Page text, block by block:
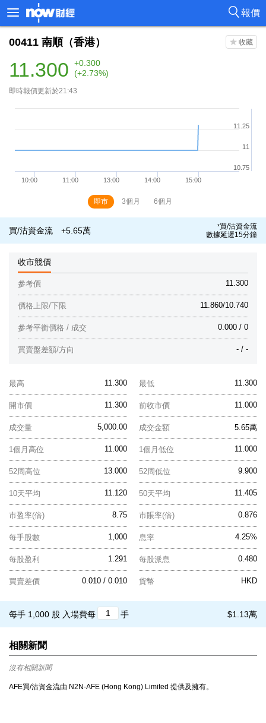
報價
00411 南順（香港）
11.300
+0.300
(+2.73%)
即時報價更新於21:43
即市 3個月 6個月
買/沽資金流 +5.65萬 *買/沽資金流
數據延遲15分鐘
收市競價
11.300
參考價
11.860/10.740
價格上限/下限
0.000 / 0
參考平衡價格 / 成交
- / -
買賣盤差額/方向
11.300
最高 11.300
最低
11.300
開市價 11.000
前收市價
5,000.00
成交量 5.65萬
成交金額
11.000
1個月高位 11.000
1個月低位
13.000
52周高位 9.900
52周低位
11.120
10天平均 11.405
50天平均
8.75
市盈率(倍) 0.876
市賬率(倍)
1,000
每手股數 4.25%
息率
1.291
每股盈利 0.480
每股派息
0.010 / 0.010
買賣差價 HKD
貨幣
$1.13萬
每手 1,000 股 入場費每 手
相關新聞
沒有相關新聞
AFE買/沽資金流由 N2N-AFE (Hong Kong) Limited 提供及擁有。